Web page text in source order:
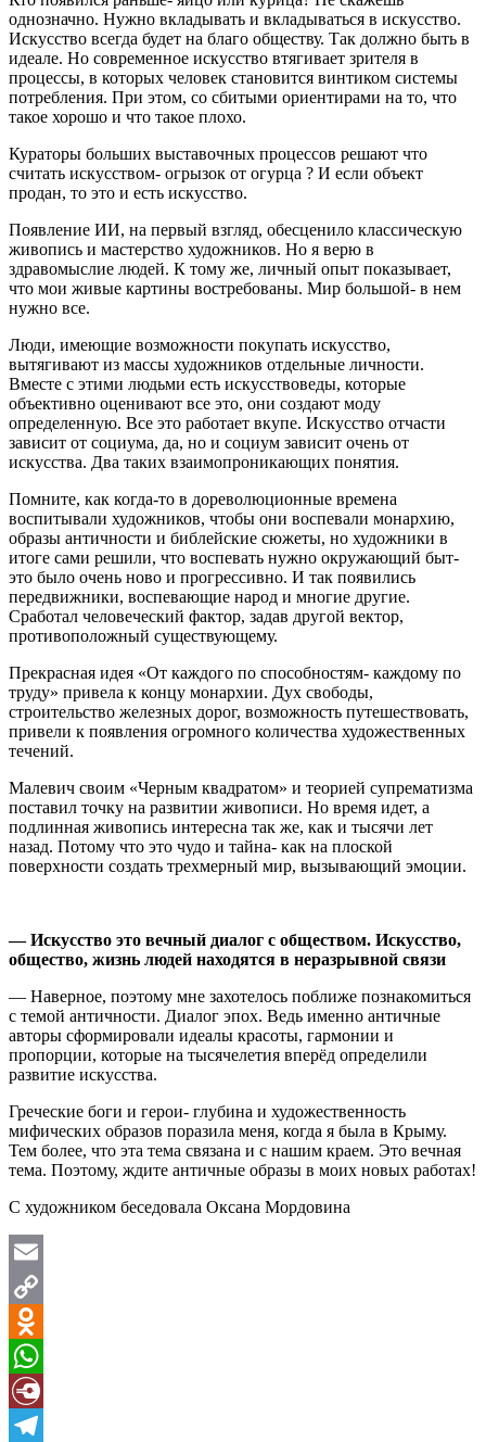
однозначно. Нужно вкладывать и вкладываться в искусство.
Искусство всегда будет на благо обществу. Так должно быть в
идеале. Но современное искусство втягивает зрителя в
процессы, в которых человек становится винтиком системы
потребления. При этом, со сбитыми ориентирами на то, что
такое хорошо и что такое плохо.
Кураторы больших выставочных процессов решают что
считать искусством- огрызок от огурца ? И если объект
продан, то это и есть искусство.
Появление ИИ, на первый взгляд, обесценило классическую
живопись и мастерство художников. Но я верю в
здравомыслие людей. К тому же, личный опыт показывает,
что мои живые картины востребованы. Мир большой- в нем
нужно все.
Люди, имеющие возможности покупать искусство,
вытягивают из массы художников отдельные личности.
Вместе с этими людьми есть искусствоведы, которые
объективно оценивают все это, они создают моду
определенную. Все это работает вкупе. Искусство отчасти
зависит от социума, да, но и социум зависит очень от
искусства. Два таких взаимопроникающих понятия.
Помните, как когда-то в дореволюционные времена
воспитывали художников, чтобы они воспевали монархию,
образы античности и библейские сюжеты, но художники в
итоге сами решили, что воспевать нужно окружающий быт-
это было очень ново и прогрессивно. И так появились
передвижники, воспевающие народ и многие другие.
Сработал человеческий фактор, задав другой вектор,
противоположный существующему.
Прекрасная идея «От каждого по способностям- каждому по
труду» привела к концу монархии. Дух свободы,
строительство железных дорог, возможность путешествовать,
привели к появления огромного количества художественных
течений.
Малевич своим «Черным квадратом» и теорией супрематизма
поставил точку на развитии живописи. Но время идет, а
подлинная живопись интересна так же, как и тысячи лет
назад. Потому что это чудо и тайна- как на плоской
поверхности создать трехмерный мир, вызывающий эмоции.
— Искусство это вечный диалог с обществом. Искусство,
общество, жизнь людей находятся в неразрывной связи
— Наверное, поэтому мне захотелось поближе познакомиться
с темой античности. Диалог эпох. Ведь именно античные
авторы сформировали идеалы красоты, гармонии и
пропорции, которые на тысячелетия вперёд определили
развитие искусства.
Греческие боги и герои- глубина и художественность
мифических образов поразила меня, когда я была в Крыму.
Тем более, что эта тема связана и с нашим краем. Это вечная
тема. Поэтому, ждите античные образы в моих новых работах!
С художником беседовала Оксана Мордовина
Email
Copy
Link
Odnoklassniki
WhatsApp
Diary.Ru